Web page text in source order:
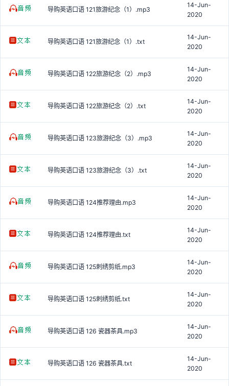
导购英语口语 121旅游纪念（1）.mp3
14-Jun-
2020
导购英语口语 121旅游纪念（1）.txt
14-Jun-
2020
导购英语口语 122旅游纪念（2）.mp3
14-Jun-
2020
导购英语口语 122旅游纪念（2）.txt
14-Jun-
2020
导购英语口语 123旅游纪念（3）.mp3
14-Jun-
2020
导购英语口语 123旅游纪念（3）.txt
14-Jun-
2020
导购英语口语 124推荐理由.mp3
14-Jun-
2020
导购英语口语 124推荐理由.txt
14-Jun-
2020
导购英语口语 125刺绣剪纸.mp3
14-Jun-
2020
导购英语口语 125刺绣剪纸.txt
14-Jun-
2020
导购英语口语 126 瓷器茶具.mp3
14-Jun-
2020
导购英语口语 126 瓷器茶具.txt
14-Jun-
2020